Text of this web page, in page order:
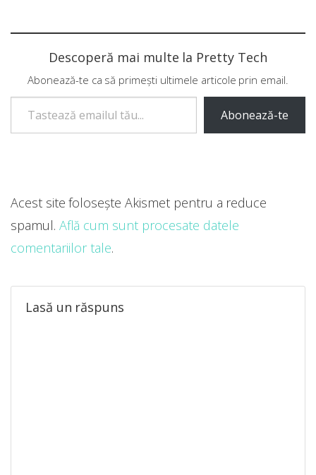
Descoperă mai multe la Pretty Tech
Abonează-te ca să primești ultimele articole prin email.
Tastează emailul tău...
Abonează-te
Lasă un răspuns
Acest site folosește Akismet pentru a reduce
spamul. Află cum sunt procesate datele
comentariilor tale.